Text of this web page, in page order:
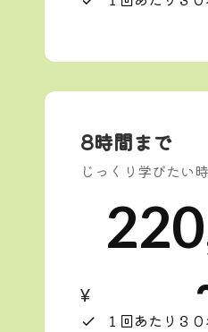
8時間まで
じっくり学びたい時
¥
check １回あたり３